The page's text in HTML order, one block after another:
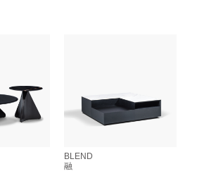
BLEND
融